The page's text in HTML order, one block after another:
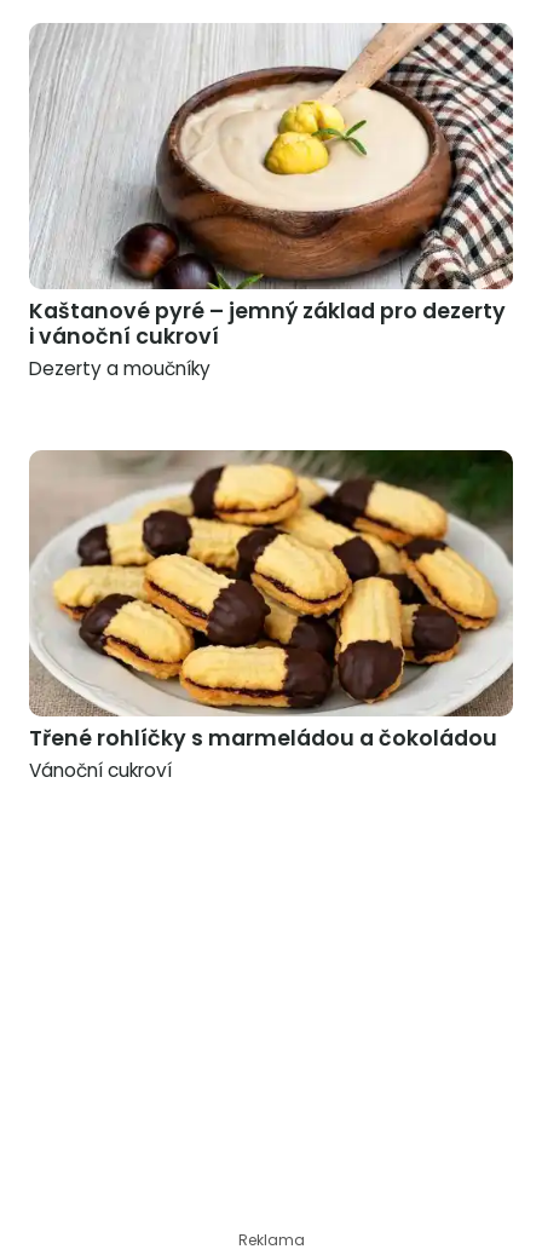
Kaštanové pyré – jemný základ pro dezerty
i vánoční cukroví
Dezerty a moučníky
Třené rohlíčky s marmeládou a čokoládou
Vánoční cukroví
Reklama